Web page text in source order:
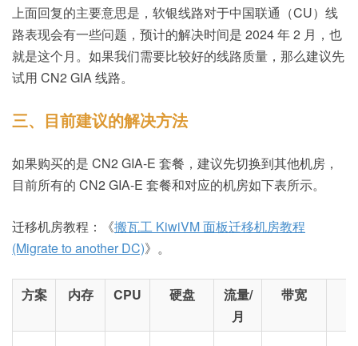
上面回复的主要意思是，软银线路对于中国联通（CU）线
路表现会有一些问题，预计的解决时间是 2024 年 2 月，也
就是这个月。如果我们需要比较好的线路质量，那么建议先
试用 CN2 GIA 线路。
三、目前建议的解决方法
如果购买的是 CN2 GIA-E 套餐，建议先切换到其他机房，
目前所有的 CN2 GIA-E 套餐和对应的机房如下表所示。
迁移机房教程：《搬瓦工 KiwiVM 面板迁移机房教程
(Migrate to another DC)》。
方案 内存 CPU 硬盘
流量/
月
带宽